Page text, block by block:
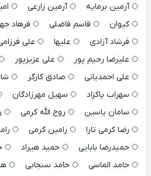
آرمین برمایه
آرمین زارعی
کیوان
قاسم فاضلی فرهاد
فرشاد آزادی
علیها علی
علیرضا رحیم پور
علی عزیزپور
علی احمدیانی
صادق کارگر
سهراب پاکزاد
سهیل مهرزادگان
سامان یاسین
روح الله کرمی
رضا کرمی تارا
رامین کرمی
حمیدرضا بابایی
حمید هیراد
حامد الماسی
حامد سنجابی